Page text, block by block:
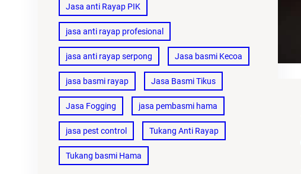
Jasa anti Rayap PIK
jasa anti rayap profesional
jasa anti rayap serpong Jasa basmi Kecoa
jasa basmi rayap Jasa Basmi Tikus
Jasa Fogging jasa pembasmi hama
jasa pest control Tukang Anti Rayap
Tukang basmi Hama